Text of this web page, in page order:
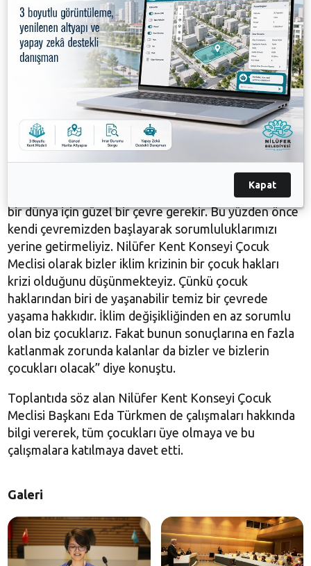
ihtiyacımız var. Unutmayın ki dünya bizim evimiz ve
başka evimiz yok, o nedenle de dünyamıza iyi
bakmalıyız” şeklinde konuştu.
Etkinlikte konuşan Nilüfer Kent Konseyi Çocuk
Meclisi gönüllüsü Özlem Yılmaz ise, yürütülen proje
hakkında bilgiler verdi. Nilüfer Belediyesi’nin 2022
yılını “İklim Yılı” ilan etmesinin çok önemli olduğuna
değinen Özlem Yılmaz, “Nilüfer Çocuk Meclisi olarak
bunu çok önemsiyoruz. Biz de bu çalışmalarda var
olmak, sözümüzü söylemek ve fikir üretip, emek
vermek istiyoruz. Bugün bunun için buradayız. Güzel
bir dünya için güzel bir çevre gerekir. Bu yüzden önce
kendi çevremizden başlayarak sorumluluklarımızı
yerine getirmeliyiz. Nilüfer Kent Konseyi Çocuk
Meclisi olarak bizler iklim krizinin bir çocuk hakları
krizi olduğunu düşünmekteyiz. Çünkü çocuk
haklarından biri de yaşanabilir temiz bir çevrede
yaşama hakkıdır. İklim değişikliğinden en az sorumlu
olan biz çocuklarız. Fakat bunun sonuçlarına en fazla
katlanmak zorunda kalanlar da bizler ve bizlerin
çocukları olacak” diye konuştu.
Toplantıda söz alan Nilüfer Kent Konseyi Çocuk
Meclisi Başkanı Eda Türkmen de çalışmaları hakkında
bilgi vererek, tüm çocukları üye olmaya ve bu
çalışmalara katılmaya davet etti.
Galeri
Kapat